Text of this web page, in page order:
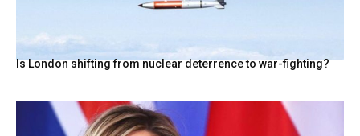
Is London shifting from nuclear deterrence to war-fighting?